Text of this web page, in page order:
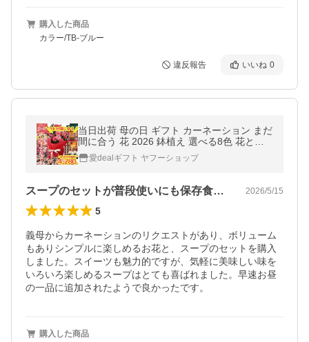
購入した商品
カラー/TB-ブルー
違反報告 いいね 0
当日出荷 母の日 ギフト カーネーション まだ
間に合う 花 2026 鉢植え 選べる8色 花とス
イーツ 食べ物 セット 送料無料 プレゼント
生花 5号
愛dealギフト ヤフーショップ
スープのセットが普段使いにも保存食にも 2026/5/15
5
義母からカーネーションのリクエストがあり、ボリューム
もありシンプルに楽しめるお花と、スープのセットを購入
しました。スイーツも魅力的ですが、気軽に美味しい味を
いろいろ楽しめるスープはとても喜ばれました。早速お昼
の一品に追加されたようで良かったです。
購入した商品